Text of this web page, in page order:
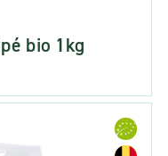
bio 1kg